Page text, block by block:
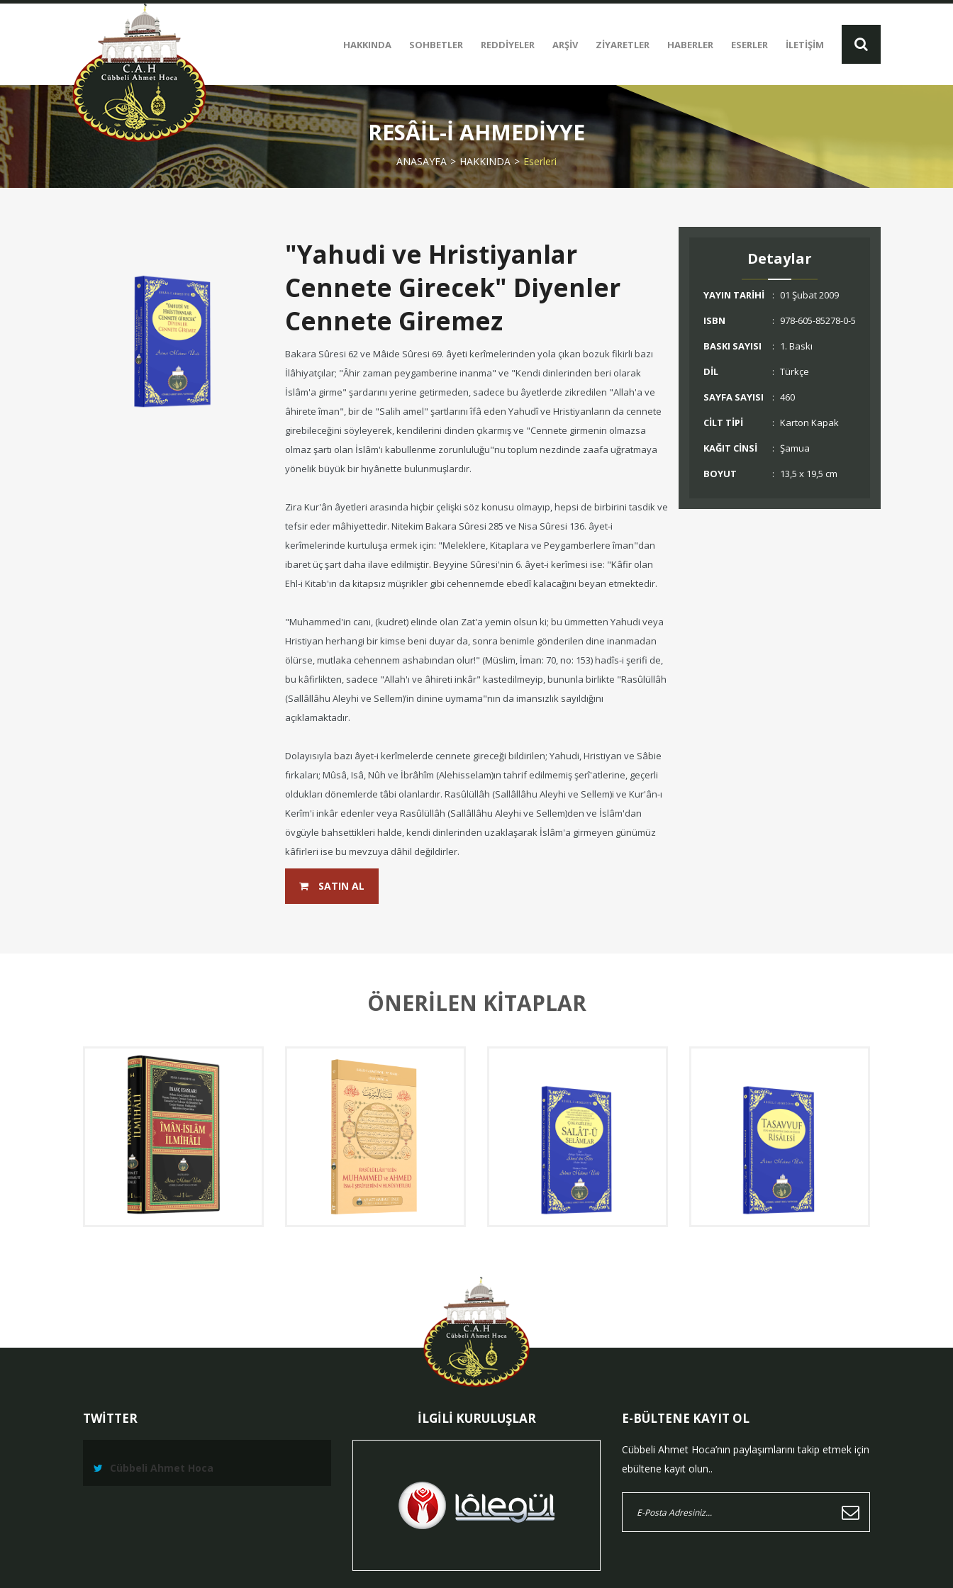
HAKKINDA SOHBETLER REDDİYELER ARŞİV ZİYARETLER HABERLER ESERLER İLETİŞİM
RESÂİL-İ AHMEDİYYE
ANASAYFA HAKKINDA Eserleri
"Yahudi ve Hristiyanlar
Cennete Girecek" Diyenler
Cennete Giremez
Bakara Sûresi 62 ve Mâide Sûresi 69. âyeti kerîmelerinden yola çıkan bozuk fikirli bazı
İlâhiyatçılar; "Âhir zaman peygamberine inanma" ve "Kendi dinlerinden beri olarak
İslâm'a girme" şardarını yerine getirmeden, sadece bu âyetlerde zikredilen "Allah'a ve
âhirete îman", bir de "Salih amel" şartlarını îfâ eden Yahudî ve Hristiyanların da cennete
girebileceğini söyleyerek, kendilerini dinden çıkarmış ve "Cennete girmenin olmazsa
olmaz şartı olan İslâm'ı kabullenme zorunluluğu"nu toplum nezdinde zaafa uğratmaya
yönelik büyük bir hıyânette bulunmuşlardır.
Zira Kur'ân âyetleri arasında hiçbir çelişki söz konusu olmayıp, hepsi de birbirini tasdik ve
tefsir eder mâhiyettedir. Nitekim Bakara Sûresi 285 ve Nisa Sûresi 136. âyet-i
kerîmelerinde kurtuluşa ermek için: "Meleklere, Kitaplara ve Peygamberlere îman"dan
ibaret üç şart daha ilave edilmiştir. Beyyine Sûresi'nin 6. âyet-i kerîmesi ise: "Kâfir olan
Ehl-i Kitab'ın da kitapsız müşrikler gibi cehennemde ebedî kalacağını beyan etmektedir.
"Muhammed'in canı, (kudret) elinde olan Zat'a yemin olsun ki; bu ümmetten Yahudi veya
Hristiyan herhangi bir kimse beni duyar da, sonra benimle gönderilen dine inanmadan
ölürse, mutlaka cehennem ashabından olur!" (Müslim, İman: 70, no: 153) hadîs-i şerifi de,
bu kâfirlikten, sadece "Allah'ı ve âhireti inkâr" kastedilmeyip, bununla birlikte "Rasûlüllâh
(Sallâllâhu Aleyhi ve Sellem)’in dinine uymama"nın da imansızlık sayıldığını
açıklamaktadır.
Dolayısıyla bazı âyet-i kerîmelerde cennete gireceği bildirilen; Yahudi, Hristiyan ve Sâbie
fırkaları; Mûsâ, Isâ, Nûh ve İbrâhîm (Alehisselam)ın tahrif edilmemiş şerî'atlerine, geçerli
oldukları dönemlerde tâbi olanlardır. Rasûlüllâh (Sallâllâhu Aleyhi ve Sellem)i ve Kur'ân-ı
Kerîm'i inkâr edenler veya Rasûlüllâh (Sallâllâhu Aleyhi ve Sellem)den ve İslâm'dan
övgüyle bahsettikleri halde, kendi dinlerinden uzaklaşarak İslâm'a girmeyen günümüz
kâfirleri ise bu mevzuya dâhil değildirler.
SATIN AL
Detaylar
YAYIN TARİHİ : 01 Şubat 2009
ISBN
: 978-605-85278-0-5
BASKI SAYISI
: 1. Baskı
DİL
: Türkçe
SAYFA SAYISI
: 460
CİLT TİPİ
: Karton Kapak
KAĞIT CİNSİ
: Şamua
BOYUT
: 13,5 x 19,5 cm
ÖNERİLEN KİTAPLAR
TWİTTER
Cübbeli Ahmet Hoca
İLGİLİ KURULUŞLAR E-BÜLTENE KAYIT OL
Cübbeli Ahmet Hoca’nın paylaşımlarını takip etmek için
ebültene kayıt olun..